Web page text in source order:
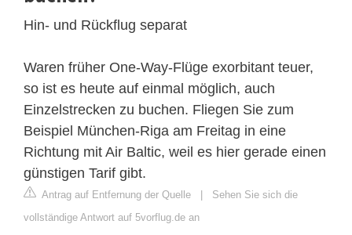
Hin- und Rückflug separat
Waren früher One-Way-Flüge exorbitant teuer,
so ist es heute auf einmal möglich, auch
Einzelstrecken zu buchen. Fliegen Sie zum
Beispiel München-Riga am Freitag in eine
Richtung mit Air Baltic, weil es hier gerade einen
günstigen Tarif gibt.
Antrag auf Entfernung der Quelle | Sehen Sie sich die
vollständige Antwort auf 5vorflug.de an